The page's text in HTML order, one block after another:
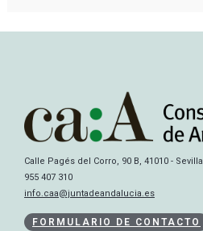
Calle Pagés del Corro, 90 B, 41010 - Sevilla
955 407 310
info.caa@juntadeandalucia.es
FORMULARIO DE CONTACTO